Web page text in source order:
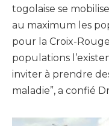
togolaise se
au maximum les
pour la Croix-
populations
inviter à prendre
maladie”, a confié